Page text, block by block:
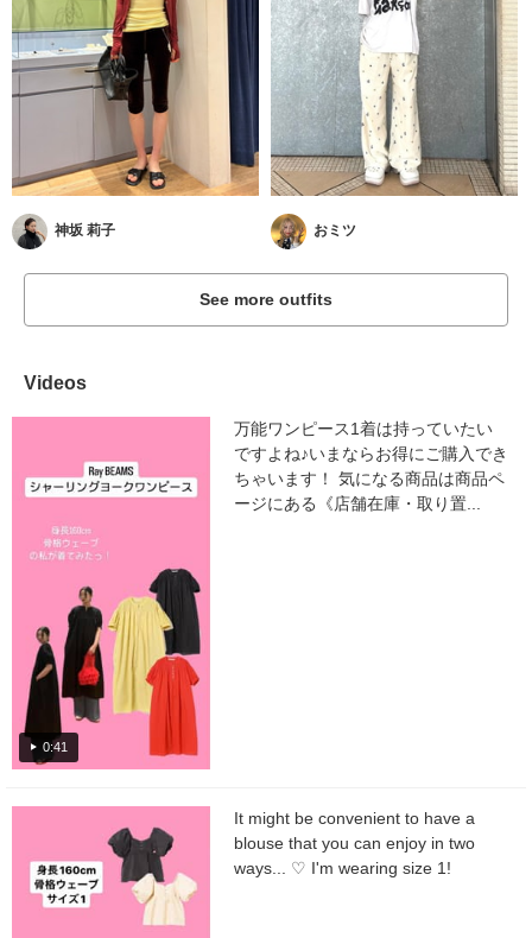
神坂 莉子 おミツ
See more outfits
Videos
0:41
万能ワンピース1着は持っていたい
ですよね♪いまならお得にご購入でき
ちゃいます！ 気になる商品は商品ペ
ージにある《店舗在庫・取り置...
It might be convenient to have a
blouse that you can enjoy in two
ways... ♡ I'm wearing size 1!